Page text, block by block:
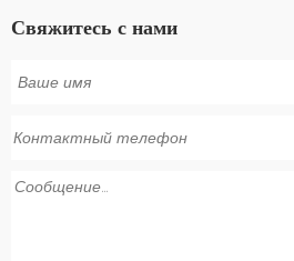
Свяжитесь с нами